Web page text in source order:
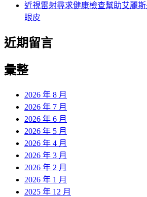
近視雷射尋求健康檢查幫助艾麗
眼皮
近期留言
彙整
2026 年 8 月
2026 年 7 月
2026 年 6 月
2026 年 5 月
2026 年 4 月
2026 年 3 月
2026 年 2 月
2026 年 1 月
2025 年 12 月